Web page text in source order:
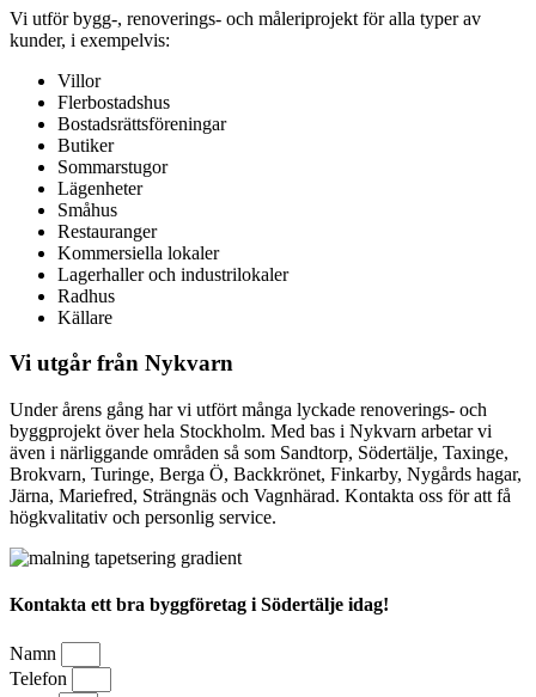
Vi utför bygg-, renoverings- och måleriprojekt för alla typer av
kunder, i exempelvis:
Villor
Flerbostadshus
Bostadsrättsföreningar
Butiker
Sommarstugor
Lägenheter
Småhus
Restauranger
Kommersiella lokaler
Lagerhaller och industrilokaler
Radhus
Källare
Vi utgår från Nykvarn
Under årens gång har vi utfört många lyckade renoverings- och
byggprojekt över hela Stockholm. Med bas i Nykvarn arbetar vi
även i närliggande områden så som Sandtorp, Södertälje, Taxinge,
Brokvarn, Turinge, Berga Ö, Backkrönet, Finkarby, Nygårds hagar,
Järna, Mariefred, Strängnäs och Vagnhärad. Kontakta oss för att få
högkvalitativ och personlig service.
Kontakta ett bra byggföretag i Södertälje idag!
Namn
Telefon